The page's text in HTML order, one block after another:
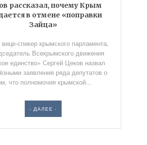
рассказал, почему Крым
в отмене «поправки
Зайца»
спикер крымского парламента,
Всекрымского движения
единство» Сергей Цеков назвал
заявления ряда депутатов о
что полномочия крымской...
- ДАЛЕЕ -